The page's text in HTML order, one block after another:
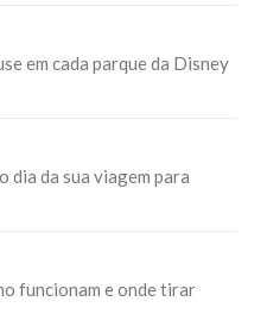
em cada parque da Disney
dia da sua viagem para
funcionam e onde tirar